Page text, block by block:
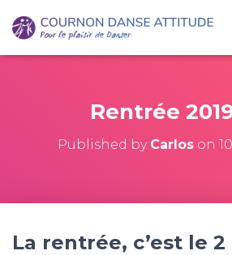
Rentrée
Published by Carloson
La rentrée, c’est le 2